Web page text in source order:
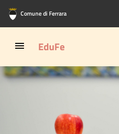
Vai al contenuto principale
Vai al footer
Comune di Ferrara
EduFe